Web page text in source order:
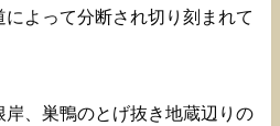
よって分断され切り刻まれて
、巣鴨のとげ抜き地蔵辺りの